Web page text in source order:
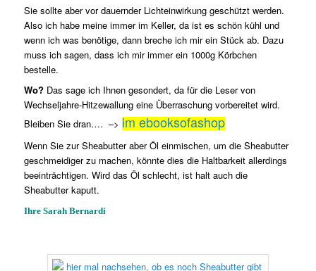
Sie sollte aber vor dauernder Lichteinwirkung geschützt werden.
Also ich habe meine immer im Keller, da ist es schön kühl und
wenn ich was benötige, dann breche ich mir ein Stück ab. Dazu
muss ich sagen, dass ich mir immer ein 1000g Körbchen
bestelle.
Wo? Das sage ich Ihnen gesondert, da für die Leser von
Wechseljahre-Hitzewallung eine Überraschung vorbereitet wird.
Bleiben Sie dran…. –> im ebooksofashop
Wenn Sie zur Sheabutter aber Öl einmischen, um die Sheabutter
geschmeidiger zu machen, könnte dies die Haltbarkeit allerdings
beeinträchtigen. Wird das Öl schlecht, ist halt auch die
Sheabutter kaputt.
Ihre Sarah Bernardi